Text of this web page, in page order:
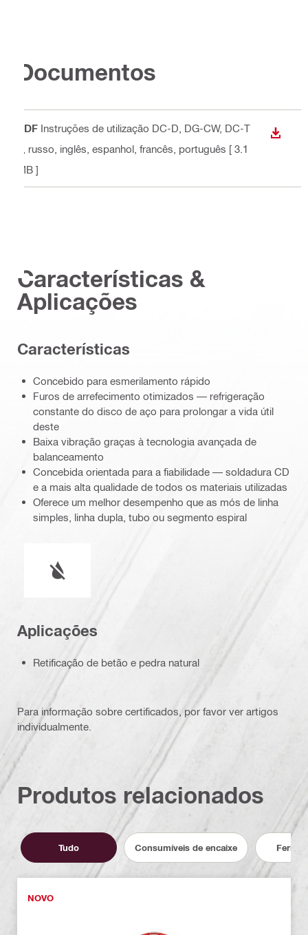
Documentos
PDF Instruções de utilização DC-D, DG-CW, DC-T
, russo, inglês, espanhol, francês, português [ 3.1
MB ]
Características &
Aplicações
Características
Concebido para esmerilamento rápido
Furos de arrefecimento otimizados — refrigeração
constante do disco de aço para prolongar a vida útil
deste
Baixa vibração graças à tecnologia avançada de
balanceamento
Concebida orientada para a fiabilidade — soldadura CD
e a mais alta qualidade de todos os materiais utilizadas
Oferece um melhor desempenho que as mós de linha
simples, linha dupla, tubo ou segmento espiral
Aplicações
Retificação de betão e pedra natural
Para informação sobre certificados, por favor ver artigos
individualmente.
Produtos relacionados
Tudo Consumíveis de encaixe
NOVO